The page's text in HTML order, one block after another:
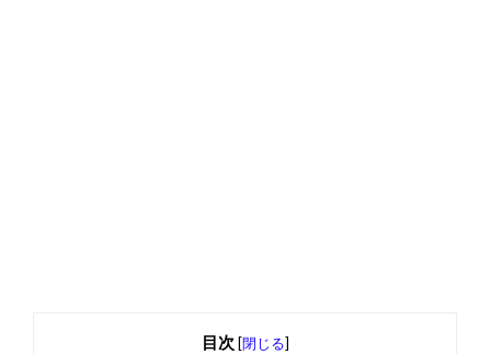
目次 [閉じる]